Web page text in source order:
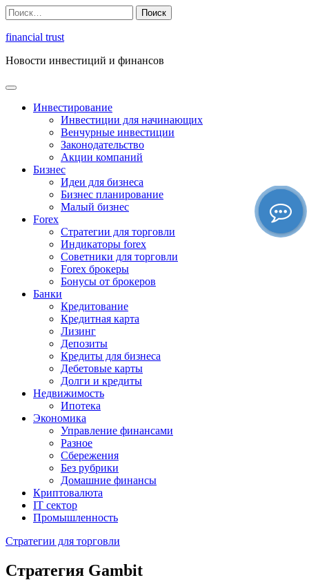
Перейти
к
содержимому
Найти:
financial trust
Новости инвестиций и финансов
Инвестирование
Инвестиции для начинающих
Венчурные инвестиции
Законодательство
Акции компаний
Бизнес
Идеи для бизнеса
Бизнес планирование
Малый бизнес
Forex
Стратегии для торговли
Индикаторы forex
Советники для торговли
Forex брокеры
Бонусы от брокеров
Банки
Кредитование
Кредитная карта
Лизинг
Депозиты
Кредиты для бизнеса
Дебетовые карты
Долги и кредиты
Недвижимость
Ипотека
Экономика
Управление финансами
Разное
Сбережения
Без рубрики
Домашние финансы
Криптовалюта
IT сектор
Промышленность
Стратегии для торговли
Стратегия Gambit